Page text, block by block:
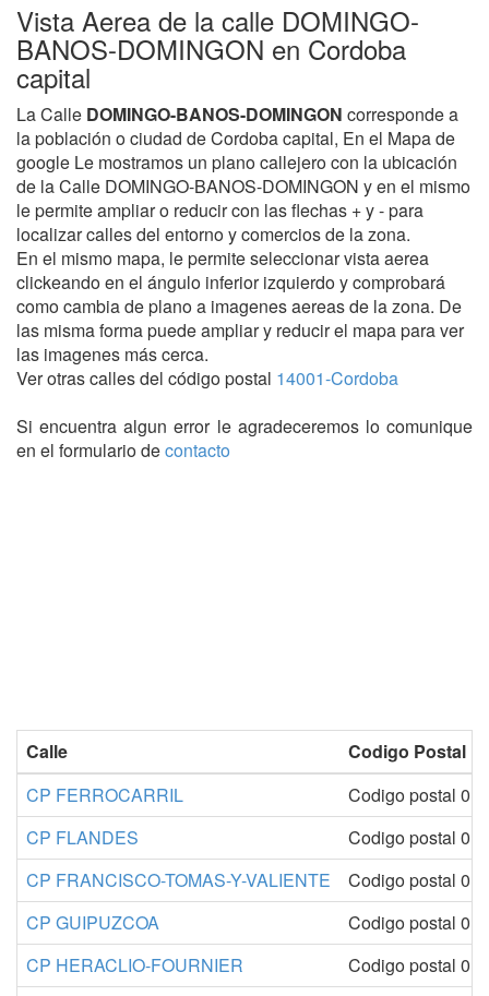
Vista Aerea de la calle DOMINGO-
BANOS-DOMINGON en Cordoba
capital
La Calle DOMINGO-BANOS-DOMINGON corresponde a
la población o ciudad de Cordoba capital, En el Mapa de
google Le mostramos un plano callejero con la ubicación
de la Calle DOMINGO-BANOS-DOMINGON y en el mismo
le permite ampliar o reducir con las flechas + y - para
localizar calles del entorno y comercios de la zona.
En el mismo mapa, le permite seleccionar vista aerea
clickeando en el ángulo inferior izquierdo y comprobará
como cambia de plano a imagenes aereas de la zona. De
las misma forma puede ampliar y reducir el mapa para ver
las imagenes más cerca.
Ver otras calles del código postal 14001-Cordoba
Si encuentra algun error le agradeceremos lo comunique
en el formulario decontacto
Calle
Codigo Postal
CP FERROCARRIL
Codigo postal
CP FLANDES
Codigo postal
CP FRANCISCO-TOMAS-Y-VALIENTE
Codigo postal
CP GUIPUZCOA
Codigo postal
CP HERACLIO-FOURNIER
Codigo postal